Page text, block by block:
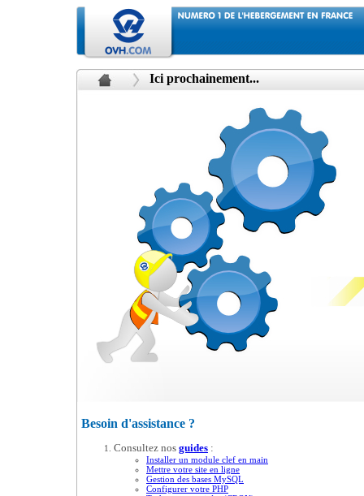
Ici prochainement...
Besoin d'assistance ?
Consultez nos guides :
Installer un module clef en main
Mettre votre site en ligne
Gestion des bases MySQL
Configurer votre PHP